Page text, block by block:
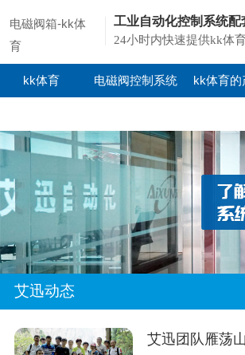
电磁阀箱-kk体
育
工业自动化控制系统配
24小时内快速提供kk体
kk体育 电磁阀控制系统 kk体育的
艾迅动态
艾迅团队雁荡